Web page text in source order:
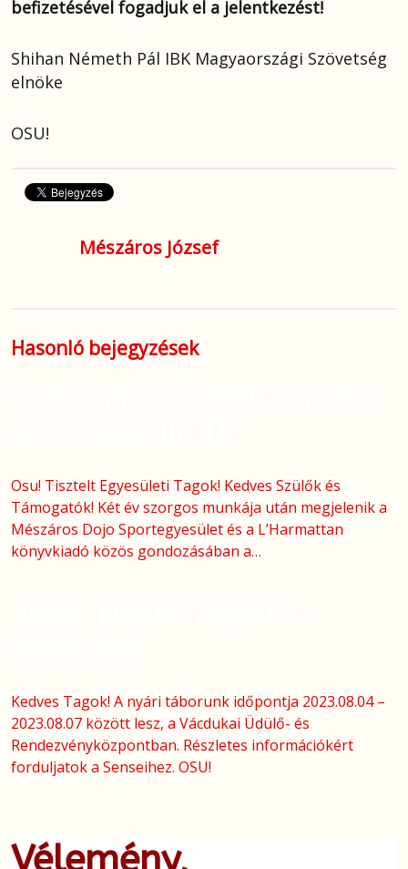
befizetésével fogadjuk el a jelentkezést!
Shihan Németh Pál IBK Magyaországi Szövetség
elnöke
OSU!
Mészáros József
Hasonló bejegyzések
Osu! Tisztelt Egyesületi Tagok! Kedves Szülők és
Támogatók! Két év szorgos munkája után megjelenik a
Mészáros Dojo Sportegyesület és a L’Harmattan
könyvkiadó közös gondozásában a…
Kedves Tagok! A nyári táborunk időpontja 2023.08.04 –
2023.08.07 között lesz, a Vácdukai Üdülő- és
Rendezvényközpontban. Részletes információkért
forduljatok a Senseihez. OSU!
Vélemény,